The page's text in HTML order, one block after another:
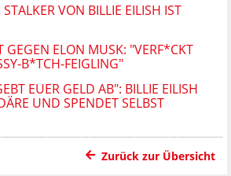
VON BILLIE EILISH IST
GEGEN ELON MUSK: "VERF*CKT
B*TCH-FEIGLING"
EUER GELD AB": BILLIE EILISH
UND SPENDET SELBST
Zurück zur Übersicht